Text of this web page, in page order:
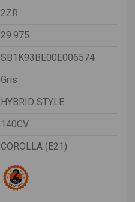
2ZR
29.975
SB1K93BE00E006574
Gris
HYBRID STYLE
140CV
COROLLA (E21)